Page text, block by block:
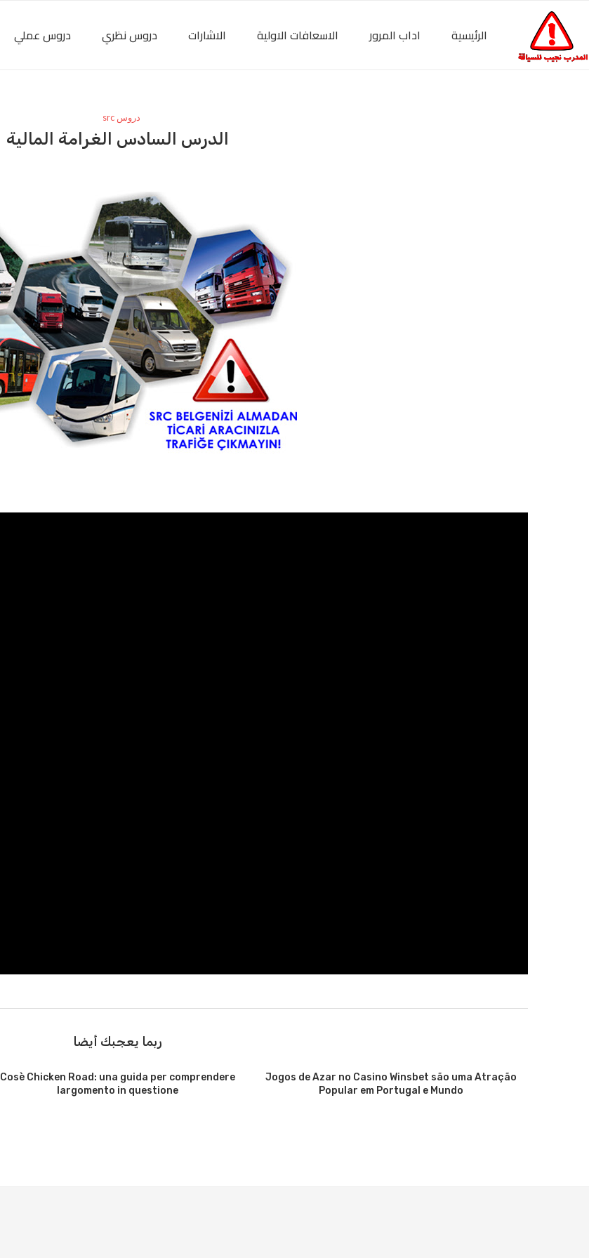
الرئيسية اداب المرور الاسعافات الاولية الاشارات دروس نظري دروس عملي
دروس src
الدرس السادس الغرامة المالية
ربما يعجبك أيضا
Jogos de Azar no Casino Winsbet são uma Atração
Popular em Portugal e Mundo
Cosè Chicken Road: una guida per comprendere
largomento in questione